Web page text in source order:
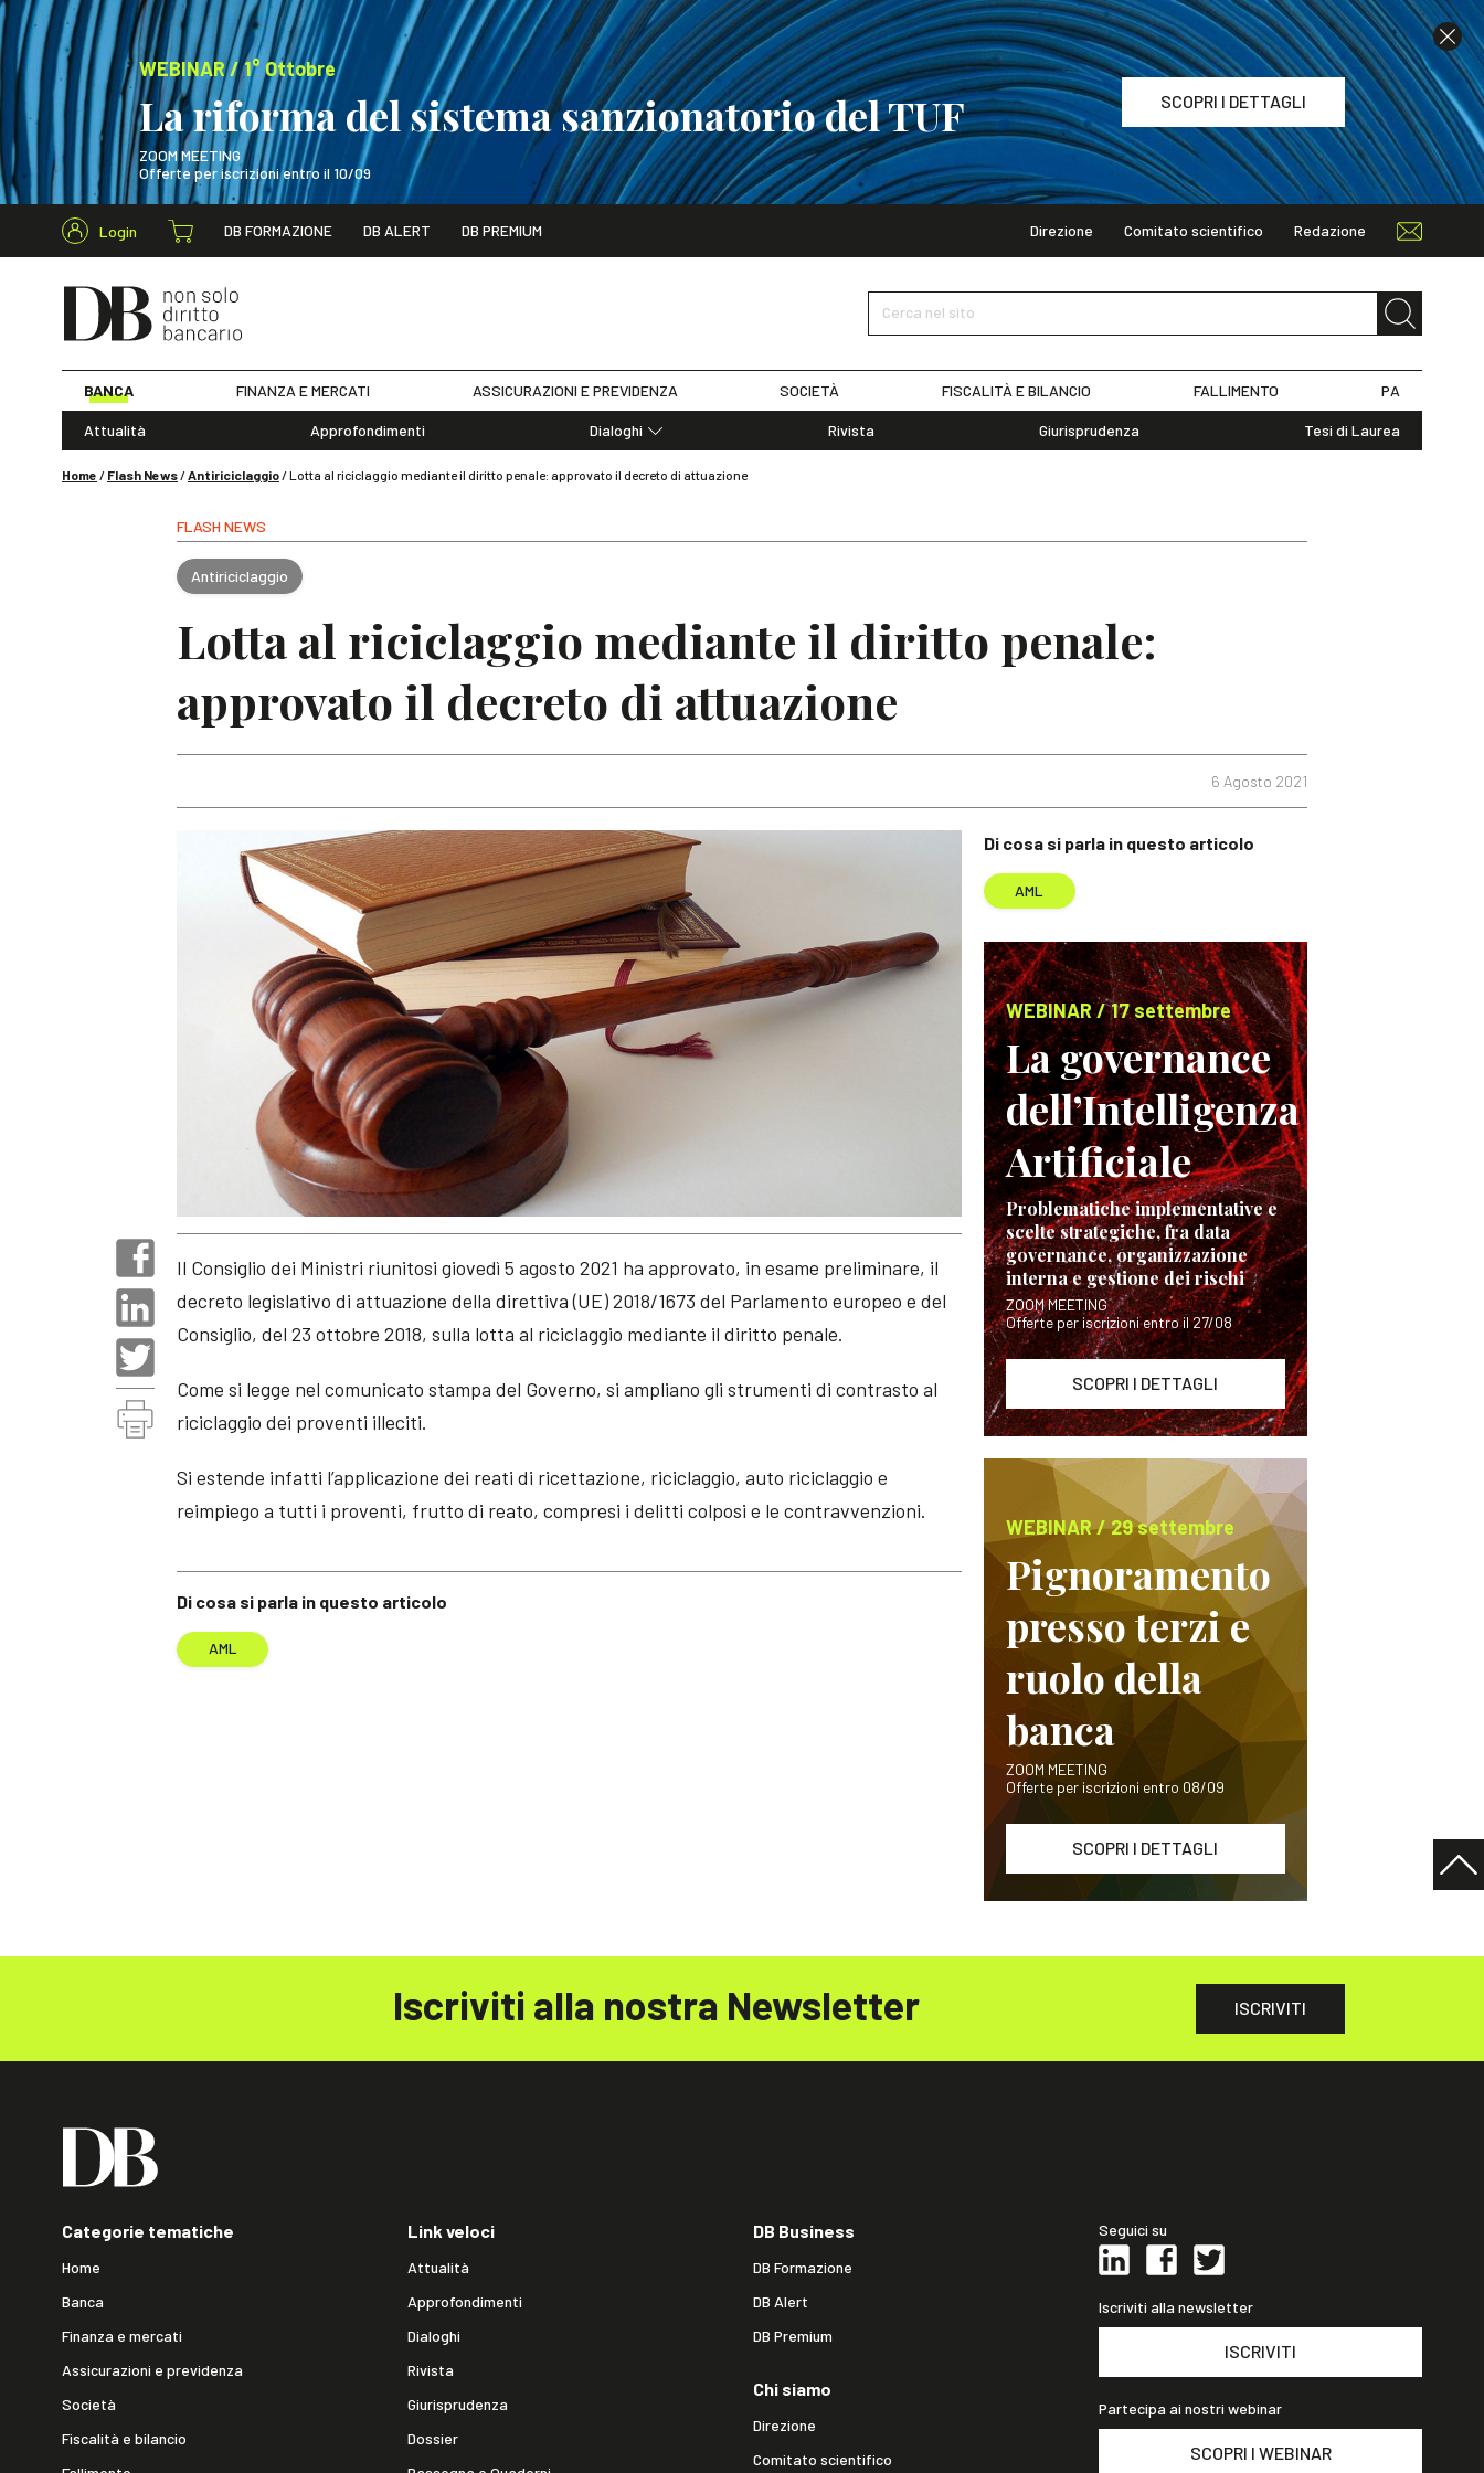
WEBINAR / 1° Ottobre
La riforma del sistema sanzionatorio del TUF
ZOOM MEETING
Offerte per iscrizioni entro il 10/09
SCOPRI I DETTAGLI
WEBINAR / 1° Ottobre
Login DB FORMAZIONE DB ALERT DB PREMIUM Direzione Comitato scientifico Redazione
Cerca nel sito
BANCA FINANZA E MERCATI ASSICURAZIONI E PREVIDENZA SOCIETÀ FISCALITÀ E BILANCIO FALLIMENTO PA
Attualità Approfondimenti
Dialoghi
Rivista Giurisprudenza Tesi di Laurea
Home / Flash News/Antiriciclaggio/Lotta al riciclaggio mediante il diritto penale: approvato il decreto di attuazione
FLASH NEWS
Antiriciclaggio
Lotta al riciclaggio mediante il diritto penale:
approvato il decreto di attuazione
6 Agosto 2021
Di cosa si parla in questo articolo
AML
Il Consiglio dei Ministri riunitosi giovedì 5 agosto 2021 ha approvato, in esame preliminare, il
decreto legislativo di attuazione della direttiva (UE) 2018/1673 del Parlamento europeo e del
Consiglio, del 23 ottobre 2018, sulla lotta al riciclaggio mediante il diritto penale.
Come si legge nel comunicato stampa del Governo, si ampliano gli strumenti di contrasto al
riciclaggio dei proventi illeciti.
Si estende infatti l’applicazione dei reati di ricettazione, riciclaggio, auto riciclaggio e
reimpiego a tutti i proventi, frutto di reato, compresi i delitti colposi e le contravvenzioni.
Di cosa si parla in questo articolo
AML
WEBINAR / 17 settembre
La governance
dell’Intelligenza
Artificiale
Problematiche implementative e
scelte strategiche, fra data
governance, organizzazione
interna e gestione dei rischi
ZOOM MEETING
Offerte per iscrizioni entro il 27/08
SCOPRI I DETTAGLI
WEBINAR / 29 settembre
Pignoramento
presso terzi e
ruolo della
banca
ZOOM MEETING
Offerte per iscrizioni entro 08/09
SCOPRI I DETTAGLI
Iscriviti alla nostra Newsletter ISCRIVITI
Categorie tematiche
Home
Banca
Finanza e mercati
Assicurazioni e previdenza
Società
Fiscalità e bilancio
Link veloci
Attualità
Approfondimenti
Dialoghi
Rivista
Giurisprudenza
Dossier
DB Business
DB Formazione
DB Alert
DB Premium
Chi siamo
Direzione
Comitato scientifico
Seguici su
Iscriviti alla newsletter
ISCRIVITI
Partecipa ai nostri webinar
SCOPRI I WEBINAR